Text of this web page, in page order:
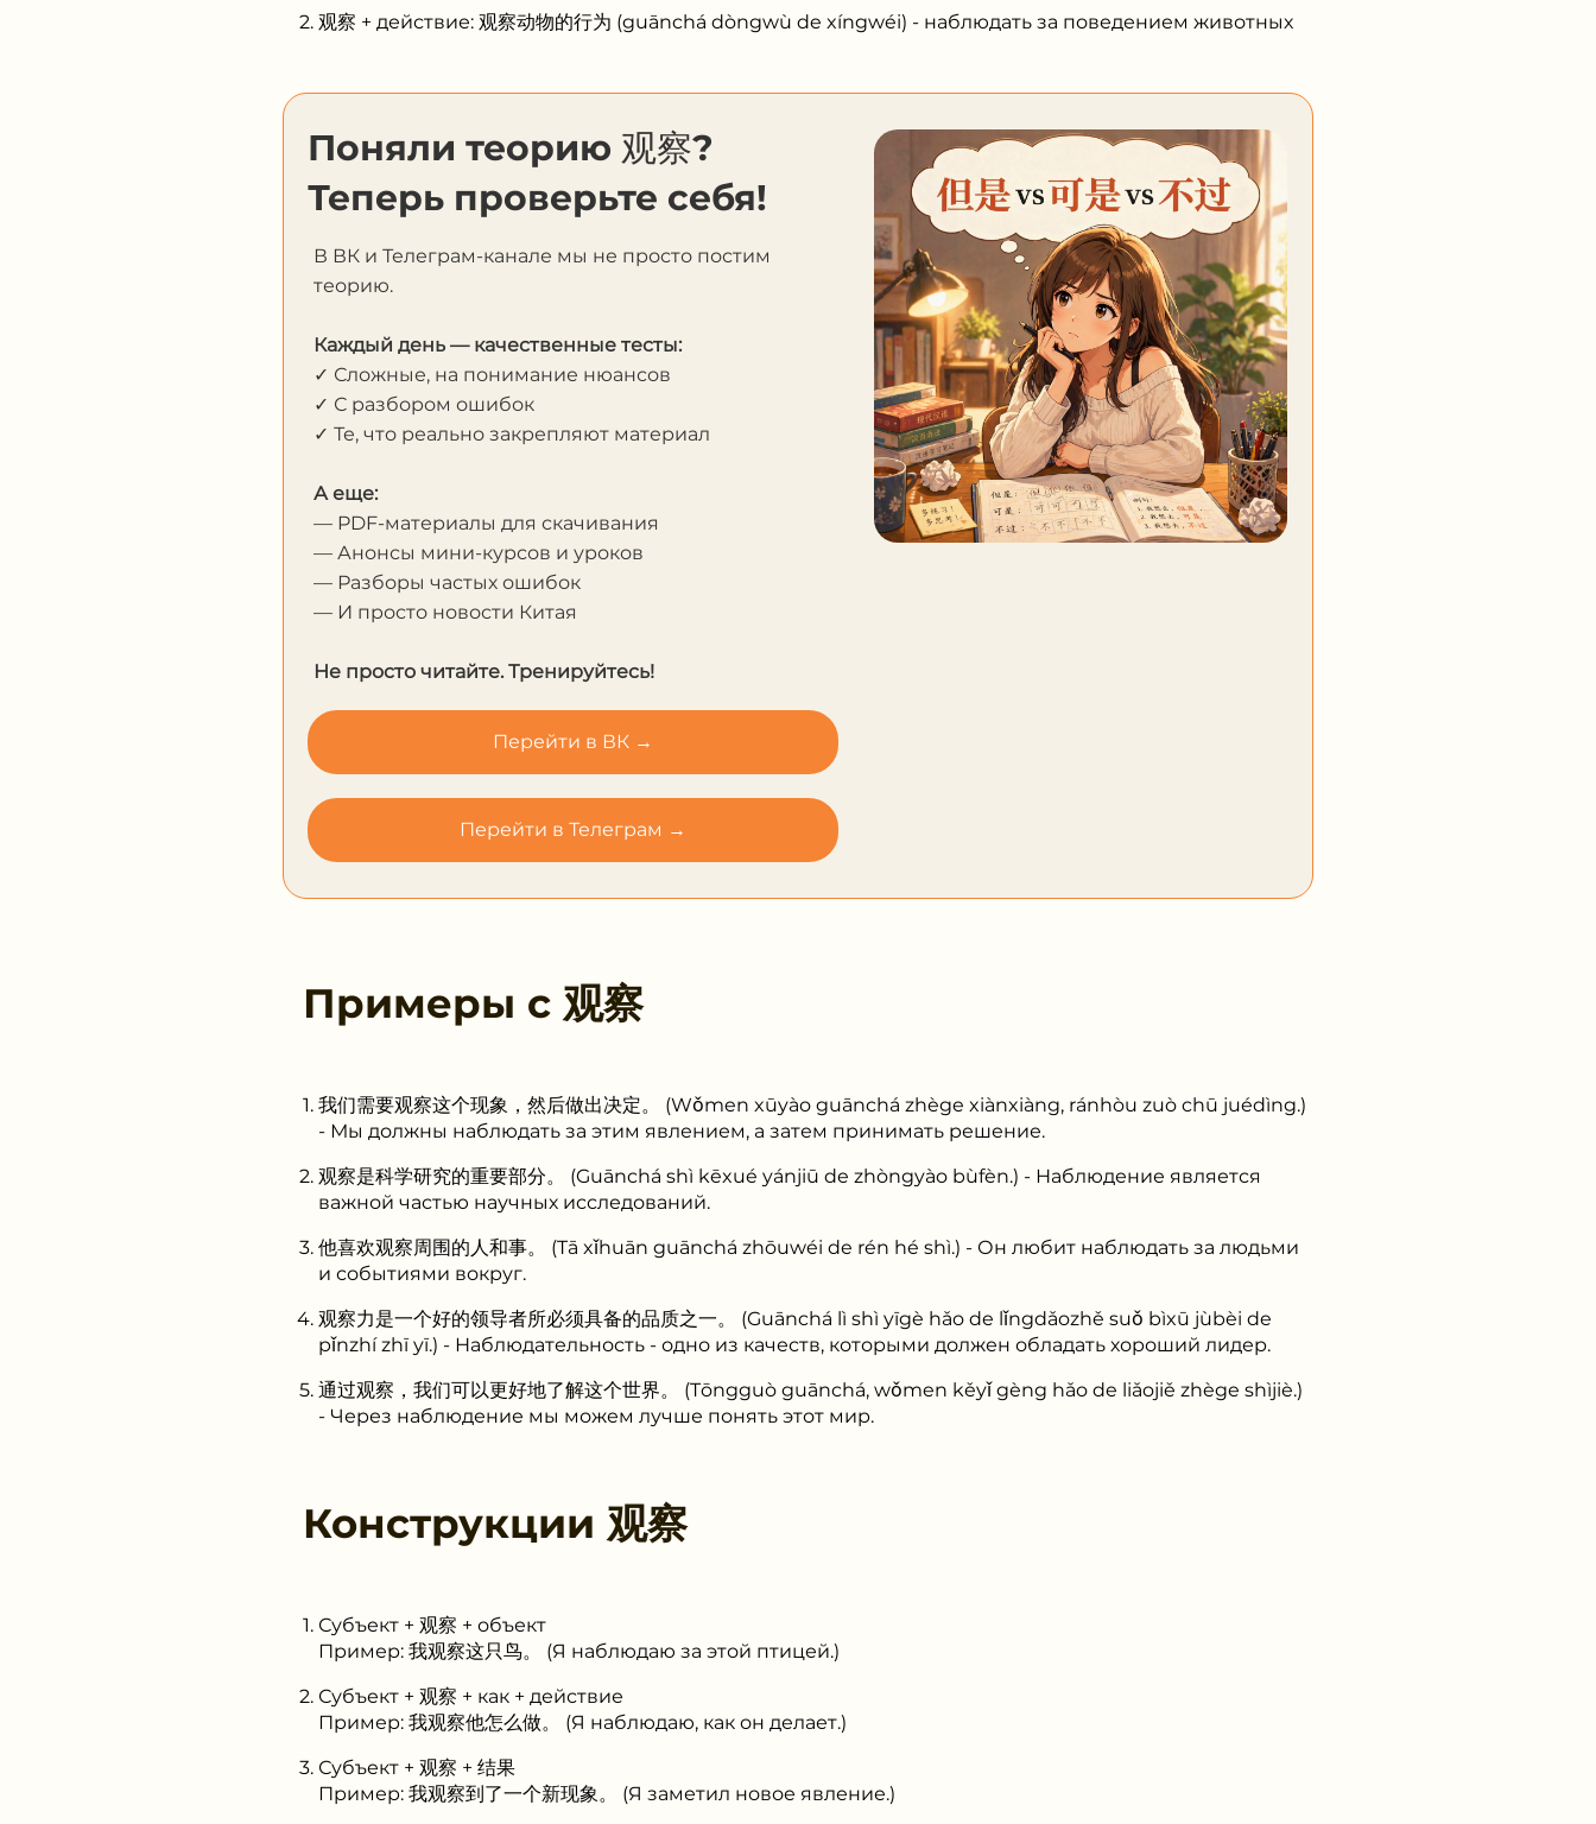
观察 + действие: 观察动物的行为 (guānchá dòngwù de xíngwéi) - наблюдать за поведением животных
Поняли теорию 观察?
Теперь проверьте себя!
В ВК и Телеграм-канале мы не просто постим
теорию.
Каждый день — качественные тесты:
✓ Сложные, на понимание нюансов
✓ С разбором ошибок
✓ Те, что реально закрепляют материал
А еще:
— PDF-материалы для скачивания
— Анонсы мини-курсов и уроков
— Разборы частых ошибок
— И просто новости Китая
Не просто читайте. Тренируйтесь!
Перейти в ВК →
Перейти в Телеграм →
Примеры с 观察
我们需要观察这个现象，然后做出决定。 (Wǒmen xūyào guānchá zhège xiànxiàng, ránhòu zuò chū juédìng.)
- Мы должны наблюдать за этим явлением, а затем принимать решение.
观察是科学研究的重要部分。 (Guānchá shì kēxué yánjiū de zhòngyào bùfèn.) - Наблюдение является
важной частью научных исследований.
他喜欢观察周围的人和事。 (Tā xǐhuān guānchá zhōuwéi de rén hé shì.) - Он любит наблюдать за людьми
и событиями вокруг.
观察力是一个好的领导者所必须具备的品质之一。 (Guānchá lì shì yīgè hǎo de lǐngdǎozhě suǒ bìxū jùbèi de
pǐnzhí zhī yī.) - Наблюдательность - одно из качеств, которыми должен обладать хороший лидер.
通过观察，我们可以更好地了解这个世界。 (Tōngguò guānchá, wǒmen kěyǐ gèng hǎo de liǎojiě zhège shìjiè.)
- Через наблюдение мы можем лучше понять этот мир.
Конструкции 观察
Субъект + 观察 + объект
Пример: 我观察这只鸟。 (Я наблюдаю за этой птицей.)
Субъект + 观察 + как + действие
Пример: 我观察他怎么做。 (Я наблюдаю, как он делает.)
Субъект + 观察 + 结果
Пример: 我观察到了一个新现象。 (Я заметил новое явление.)